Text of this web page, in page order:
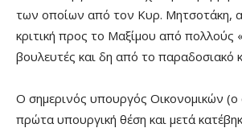
των οποίων από τον Κυρ. Μητσοτάκη,
κριτική προς το Μαξίμου από πολλούς
βουλευτές και δη από το παραδοσιακό
Ο σημερινός υπουργός Οικονομικών (ο
πρώτα υπουργική θέση και μετά